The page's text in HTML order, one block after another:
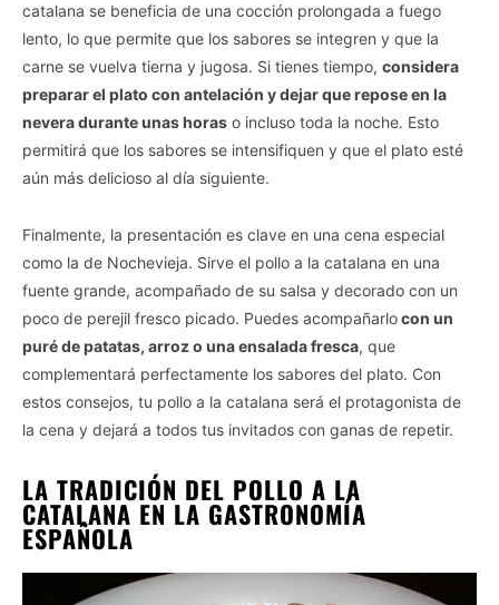
catalana se beneficia de una cocción prolongada a fuego
lento, lo que permite que los sabores se integren y que la
carne se vuelva tierna y jugosa. Si tienes tiempo, considera
preparar el plato con antelación y dejar que repose en la
nevera durante unas horas o incluso toda la noche. Esto
permitirá que los sabores se intensifiquen y que el plato esté
aún más delicioso al día siguiente.
Finalmente, la presentación es clave en una cena especial
como la de Nochevieja. Sirve el pollo a la catalana en una
fuente grande, acompañado de su salsa y decorado con un
poco de perejil fresco picado. Puedes acompañarlocon un
puré de patatas, arroz o una ensalada fresca, que
complementará perfectamente los sabores del plato. Con
estos consejos, tu pollo a la catalana será el protagonista de
la cena y dejará a todos tus invitados con ganas de repetir.
LA TRADICIÓN DEL POLLO A LA
CATALANA EN LA GASTRONOMÍA
ESPAÑOLA